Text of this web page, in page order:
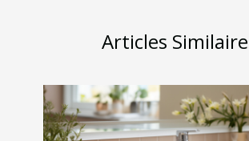
Articles